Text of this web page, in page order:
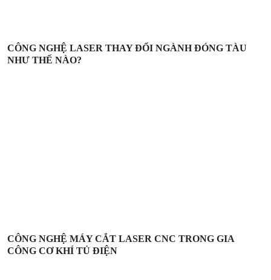
CÔNG NGHỆ LASER THAY ĐỔI NGÀNH ĐÓNG TÀU
NHƯ THẾ NÀO?
CÔNG NGHỆ MÁY CẮT LASER CNC TRONG GIA
CÔNG CƠ KHÍ TỦ ĐIỆN